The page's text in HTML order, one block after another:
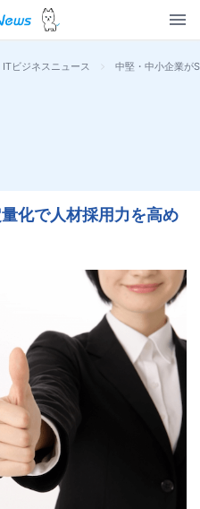
ITビジネスニュース > 中堅・中小企業が
化で人材採用力を高め